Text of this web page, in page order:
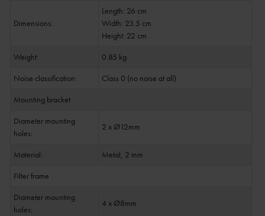
Dimensions:
Length: 26 cm
Width: 23.5 cm
Height: 22 cm
Weight:
0.85 kg
Noise classification:
Class 0 (no noise at all)
Mounting bracket
Diameter mounting
holes:
2 x Ø12mm
Material:
Metal, 2 mm
Filter frame
Diameter mounting
holes:
4 x Ø8mm